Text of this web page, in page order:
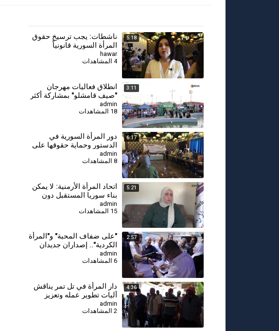
5:18
ناشطات: يجب ترسيخ حقوق
المرأة السورية قانونياً
ودستورياً
hawar
4 المشاهدات
3:11
انطلاق فعاليات مهرجان
"صيف قامشلو" بمشاركة أكثر
من 200 شركة
admin
18 المشاهدات
6:17
دور المرأة السورية في
الدستور وحماية حقوقها على
طاولة منتدى مجلس المرأة
admin
8 المشاهدات
5:21
⁣اتحاد المرأة الأرمنية: لا يمكن
بناء سوريا المستقبل دون
مشاركة جميع النساء
admin
15 المشاهدات
2:57
⁣"على ضفاف المحبة" و"المرأة
الكردية".. إصداران جديدان
يوثقان الهوية والذاكرة
admin
6 المشاهدات
4:36
دار المرأة في تل تمر يناقش
آليات تطوير عمله وتعزيز
حماية الأسرة والمجتمع
admin
2 المشاهدات